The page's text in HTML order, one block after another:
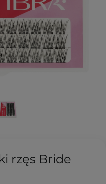
rzęs Bride